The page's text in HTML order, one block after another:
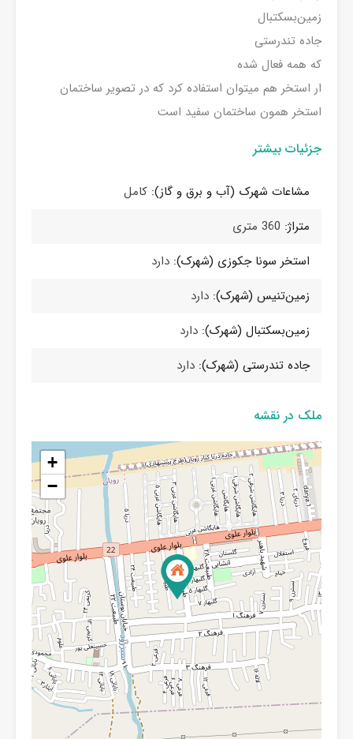
زمین‌بسکتبال
جاده تندرستی
که همه فعال شده
ار استخر هم میتوان استفاده کرد که در تصویر ساختمان
استخر همون ساختمان سفید است
جزئیات بیشتر
مشاعات شهرک (آب و برق و گاز): کامل
متراژ: 360 متری
استخر سونا جکوزی (شهرک): دارد
زمین‌تنیس (شهرک): دارد
زمین‌بسکتبال (شهرک): دارد
جاده تندرستی (شهرک): دارد
ملک در نقشه
+
−